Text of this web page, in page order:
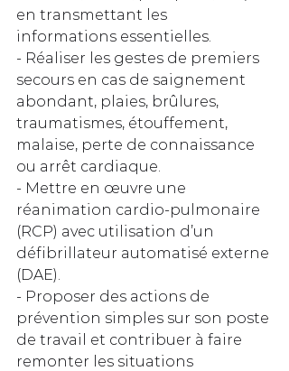
en transmettant les
informations essentielles.
- Réaliser les gestes de premiers
secours en cas de saignement
abondant, plaies, brûlures,
traumatismes, étouffement,
malaise, perte de connaissance
ou arrêt cardiaque.
- Mettre en œuvre une
réanimation cardio‑pulmonaire
(RCP) avec utilisation d’un
défibrillateur automatisé externe
(DAE).
- Proposer des actions de
prévention simples sur son poste
de travail et contribuer à faire
remonter les situations